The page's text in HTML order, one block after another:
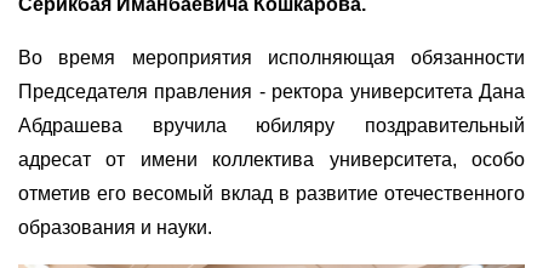
Во время мероприятия исполняющая обязанности
Председателя правления - ректора университета Дана
Абдрашева вручила юбиляру поздравительный
адресат от имени коллектива университета, особо
отметив его весомый вклад в развитие отечественного
образования и науки.